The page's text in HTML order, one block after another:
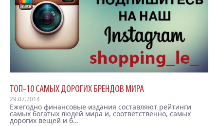
ТОП-10 САМЫХ ДОРОГИХ БРЕНДОВ МИРА
29.07.2014
Ежегодно финансовые издания составляют рейтинги
самых богатых людей мира и, соответственно, самых
дорогих вещей и б...